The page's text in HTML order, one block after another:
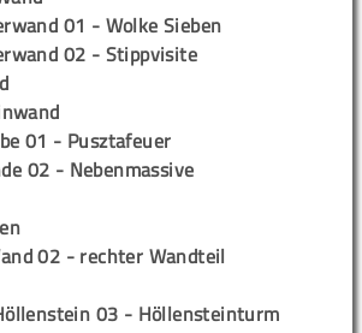
01 - Wolke Sieben
02 - Stippvisite
01 - Pusztafeuer
02 - Nebenmassive
02 - rechter Wandteil
03 - Höllensteinturm